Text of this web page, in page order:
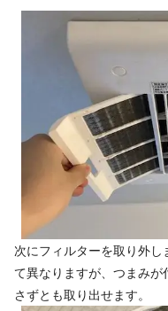
次にフィルターを取り外
て異なりますが、つまみ
さずとも取り出せます。